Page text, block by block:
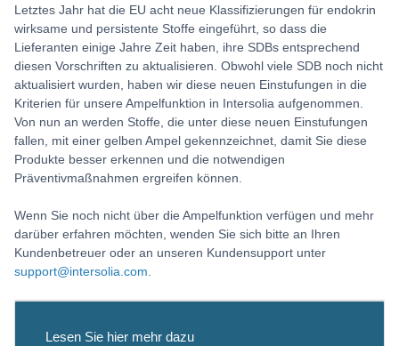
Letztes Jahr hat die EU acht neue Klassifizierungen für endokrin
wirksame und persistente Stoffe eingeführt, so dass die
Lieferanten einige Jahre Zeit haben, ihre SDBs entsprechend
diesen Vorschriften zu aktualisieren. Obwohl viele SDB noch nicht
aktualisiert wurden, haben wir diese neuen Einstufungen in die
Kriterien für unsere Ampelfunktion in Intersolia aufgenommen.
Von nun an werden Stoffe, die unter diese neuen Einstufungen
fallen, mit einer gelben Ampel gekennzeichnet, damit Sie diese
Produkte besser erkennen und die notwendigen
Präventivmaßnahmen ergreifen können.
Wenn Sie noch nicht über die Ampelfunktion verfügen und mehr
darüber erfahren möchten, wenden Sie sich bitte an Ihren
Kundenbetreuer oder an unseren Kundensupport unter
support@intersolia.com.
Lesen Sie hier mehr dazu